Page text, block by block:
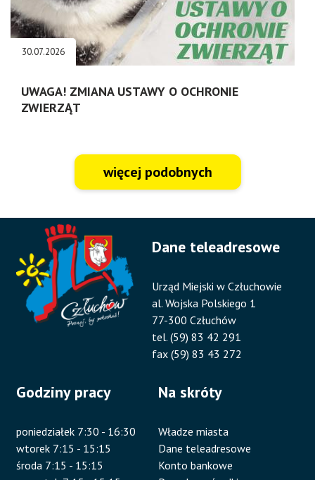
30.07.2026
UWAGA! ZMIANA USTAWY O OCHRONIE
ZWIERZĄT
więcej podobnych
Dane teleadresowe
Urząd Miejski w Człuchowie
al. Wojska Polskiego 1
77-300 Człuchów
tel. (59) 83 42 291
fax (59) 83 43 272
Godziny pracy
poniedziałek 7:30 - 16:30
wtorek 7:15 - 15:15
środa 7:15 - 15:15
Na skróty
Władze miasta
Dane teleadresowe
Konto bankowe